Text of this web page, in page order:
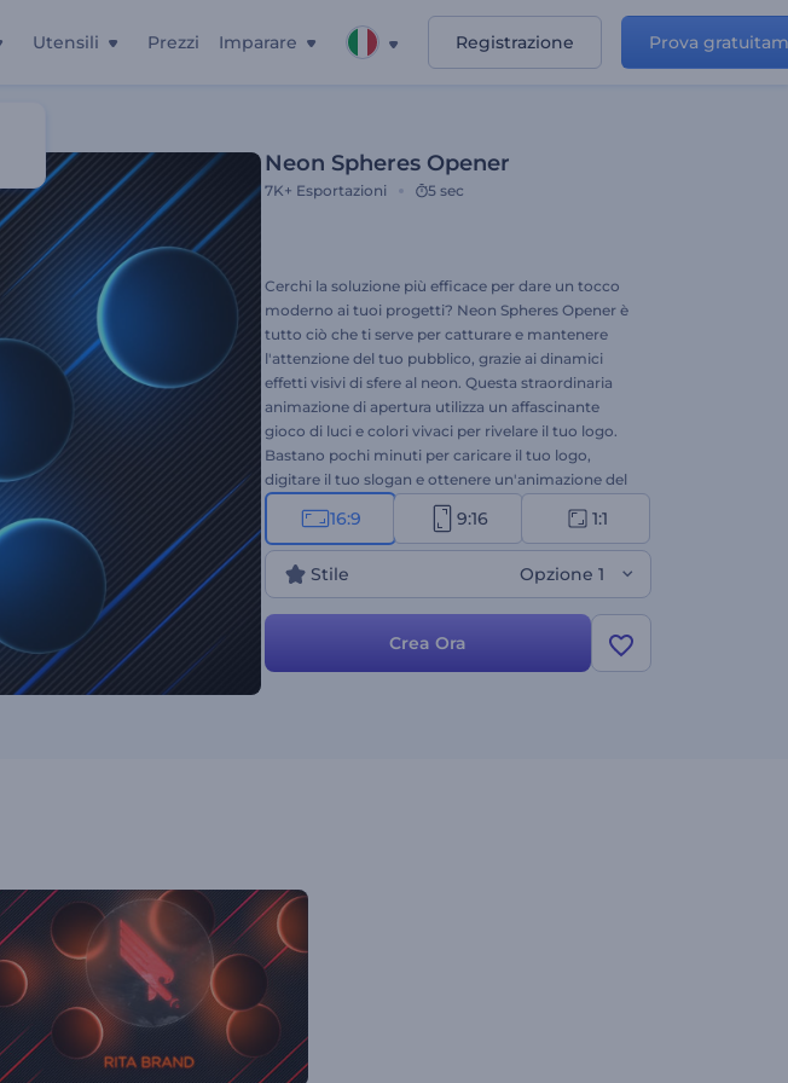
Utensili Prezzi Imparare Registrazione Prova
Neon Spheres Opener
7K+ Esportazioni 5 sec
Cerchi la soluzione più efficace per dare un tocco
moderno ai tuoi progetti? Neon Spheres Opener è
tutto ciò che ti serve per catturare e mantenere
l'attenzione del tuo pubblico, grazie ai dinamici
effetti visivi di sfere al neon. Questa straordinaria
animazione di apertura utilizza un affascinante
gioco di luci e colori vivaci per rivelare il tuo logo.
Bastano pochi minuti per caricare il tuo logo,
digitare il tuo slogan e ottenere un'animazione del
logo professionale. Perfetta per promozioni di
brand, presentazioni aziendali, introduzioni di nuovi
canali, promozioni di prodotti e molto altro.
Provala subito!
16:9 9:16 1:1
Stile Opzione 1
Crea Ora